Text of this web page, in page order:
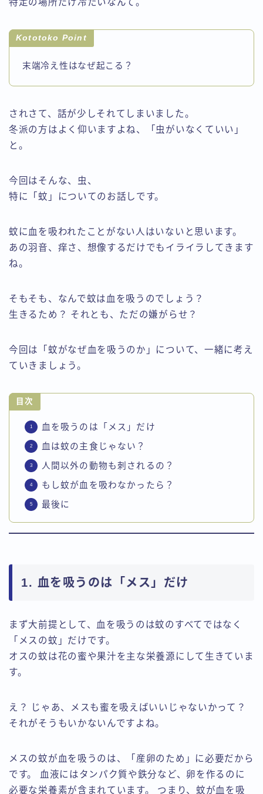
特定の場所だけ冷たいなんて。
Kototoko Point
末端冷え性はなぜ起こる？
されさて、話が少しそれてしまいました。
冬派の方はよく仰いますよね、「虫がいなくていい」
と。
今回はそんな、虫、
特に「蚊」についてのお話しです。
蚊に血を吸われたことがない人はいないと思います。
あの羽音、痒さ、想像するだけでもイライラしてきます
ね。
そもそも、なんで蚊は血を吸うのでしょう？
生きるため？ それとも、ただの嫌がらせ？
今回は「蚊がなぜ血を吸うのか」について、一緒に考え
ていきましょう。
目次
血を吸うのは「メス」だけ
血は蚊の主食じゃない？
人間以外の動物も刺されるの？
もし蚊が血を吸わなかったら？
最後に
1. 血を吸うのは「メス」だけ
まず大前提として、血を吸うのは蚊のすべてではなく
「メスの蚊」だけです。
オスの蚊は花の蜜や果汁を主な栄養源にして生きていま
す。
え？ じゃあ、メスも蜜を吸えばいいじゃないかって？
それがそうもいかないんですよね。
メスの蚊が血を吸うのは、「産卵のため」に必要だから
です。 血液にはタンパク質や鉄分など、卵を作るのに
必要な栄養素が含まれています。 つまり、蚊が血を吸